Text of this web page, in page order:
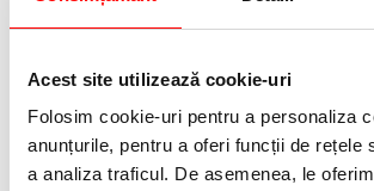
Acest site utilizează cookie-uri
Folosim cookie-uri pentru a personaliza
anunțurile, pentru a oferi funcții de rețele
a analiza traficul. De asemenea, le
specificate. Nisipul nu se uda sau nu se
se lasa la uscat si isi va reveni.
zip, impachetand totul pentru o depozitare
relua distractia oricand veti dori.